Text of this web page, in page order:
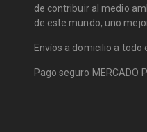
de contribuir al medio
de este mundo, uno
Envíos a domicilio a todo
Pago seguro MERCADO